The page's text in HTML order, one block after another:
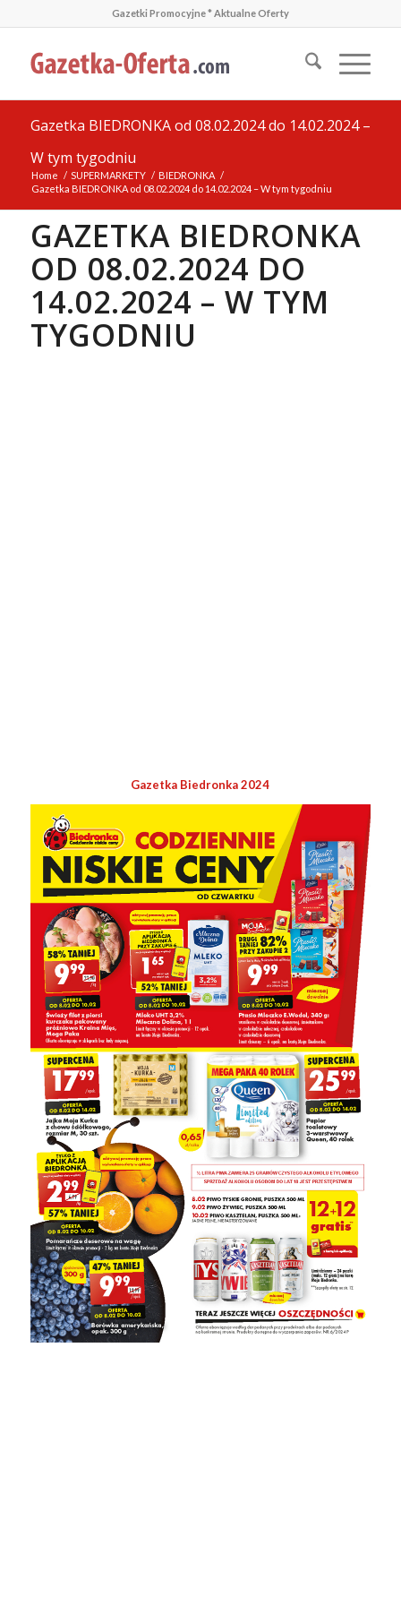
Gazetki Promocyjne * Aktualne Oferty
Gazetka BIEDRONKA od 08.02.2024 do 14.02.2024 –
W tym tygodniu
Home / SUPERMARKETY / BIEDRONKA /
Gazetka BIEDRONKA od 08.02.2024 do 14.02.2024 – W tym tygodniu
GAZETKA BIEDRONKA
OD 08.02.2024 DO
14.02.2024 – W TYM
TYGODNIU
Gazetka Biedronka 2024